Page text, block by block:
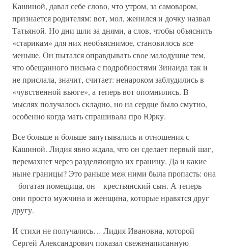
Кашиной, давал себе слово, что утром, за самоваром,
признается родителям: вот, мол, женился и дочку назвал
Татьяной. Но дни шли за днями, а слов, чтобы объяснить
«старикам» для них необъяснимое, становилось все
меньше. Он пытался оправдывать свое малодушие тем,
что обещанного письма с подробностями Зинаида так и
не прислала, значит, считает: ненароком заблудились в
«чувственной вьюге», а теперь вот опомнились. В
мыслях получалось складно, но на сердце было смутно,
особенно когда мать спрашивала про Юрку.
Все больше и больше запутывались и отношения с
Кашиной. Лидия явно ждала, что он сделает первый шаг,
перемахнет через разделяющую их границу. Да и какие
ныне границы? Это раньше меж ними была пропасть: она
– богатая помещица, он – крестьянский сын. А теперь
они просто мужчина и женщина, которые нравятся друг
другу.
И стихи не получались… Лидия Ивановна, которой
Сергей Александрович показал свеженаписанную